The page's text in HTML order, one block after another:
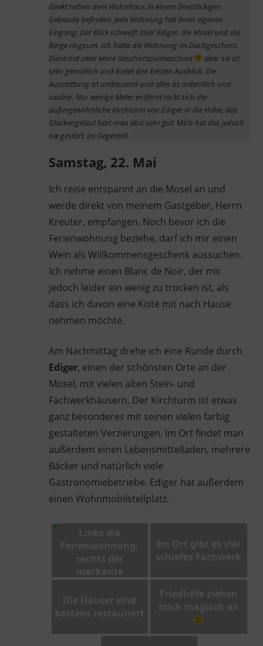
direkt neben dem Wohnhaus in einem dreistöckigen
Gebäude befinden. Jede Wohnung hat ihren eigenen
Eingang. Der Blick schweift über Ediger, die Mosel und die
Berge ringsum. Ich hatte die Wohnung im Dachgeschoss.
Diese hat zwar keine Geschirrspülmaschine
aber sie ist
sehr gemütlich und bietet den besten Ausblick. Die
Ausstattung ist umfassend und alles ist ordentlich und
sauber. Nur wenige Meter entfernt reckt sich der
außergewöhnliche Kirchturm von Ediger in die Höhe, das
Glockengeläut hört man also sehr gut. Mich hat das jedoch
nie gestört, im Gegenteil.
Samstag, 22. Mai
Ich reise entspannt an die Mosel an und
werde direkt von meinem Gastgeber, Herrn
Kreuter, empfangen. Noch bevor ich die
Ferienwohnung beziehe, darf ich mir einen
Wein als Willkommensgeschenk aussuchen.
Ich nehme einen Blanc de Noir, der mir
jedoch leider ein wenig zu trocken ist, als
dass ich davon eine Kiste mit nach Hause
nehmen möchte.
Am Nachmittag drehe ich eine Runde durch
Ediger, einen der schönsten Orte an der
Mosel, mit vielen alten Stein- und
Fachwerkhäusern. Der Kirchturm ist etwas
ganz besonderes mit seinen vielen farbig
gestalteten Verzierungen. Im Ort findet man
außerdem einen Lebensmittelladen, mehrere
Bäcker und natürlich viele
Gastronomiebetriebe. Ediger hat außerdem
einen Wohnmobilstellplatz.